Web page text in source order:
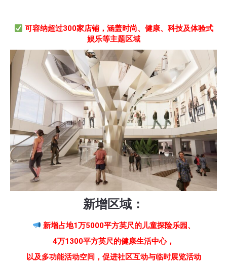
可容纳超过300家店铺，涵盖时尚、健康、科技及体验式
娱乐等主题区域
新增区域：
新增占地1万5000平方英尺的儿童探险乐园、
4万1300平方英尺的健康生活中心，
以及多功能活动空间，促进社区互动与临时展览活动